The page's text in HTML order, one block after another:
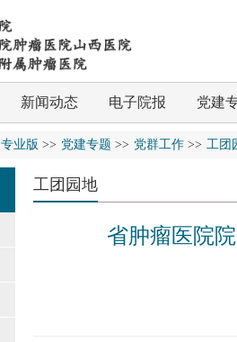
新闻动态 电子院报 党建
专业版 >> 党建专题 >> 党群工作 >> 工团
工团园地
省肿瘤医院